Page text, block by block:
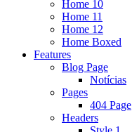
Home 10
Home 11
Home 12
Home Boxed
Features
Blog Page
Notícias
Pages
404 Page
Headers